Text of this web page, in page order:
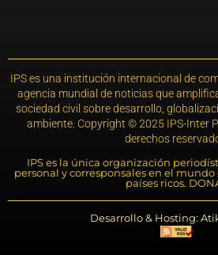
IPS es una institución internacional de
agencia mundial de noticias que
sociedad civil sobre desarrollo,
ambiente. Copyright © 2025 IPS-Inter
derechos
IPS es la única organización
personal y corresponsales en el
países ricos.
Desarrollo & Hosting: